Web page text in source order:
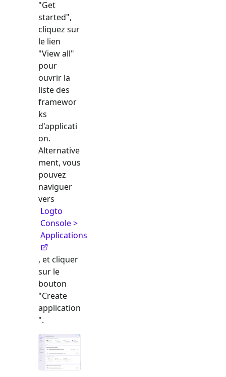
"Get
started",
cliquez sur
le lien
"View all"
pour
ouvrir la
liste des
framewor
ks
d'applicati
on.
Alternative
ment, vous
pouvez
naviguer
vers
Logto
Console >
Applications
, et cliquer
sur le
bouton
"Create
application
".